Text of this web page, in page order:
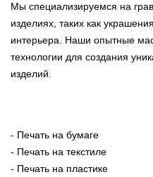
Мы специализируемся на
изделиях, таких как
интерьера. Наши опытные
технологии для создания
изделий.
- Печать на бумаге
- Печать на текстиле
- Печать на пластике